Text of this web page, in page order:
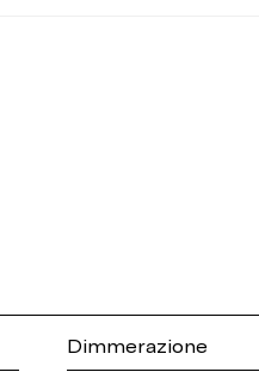
Dimmerazione